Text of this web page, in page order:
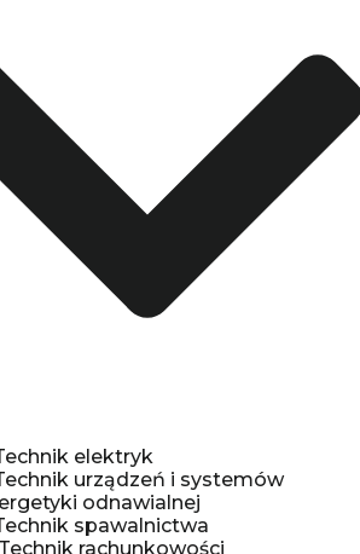
elektryk
urządzeń i systemów
odnawialnej
spawalnictwa
Technik rachunkowości